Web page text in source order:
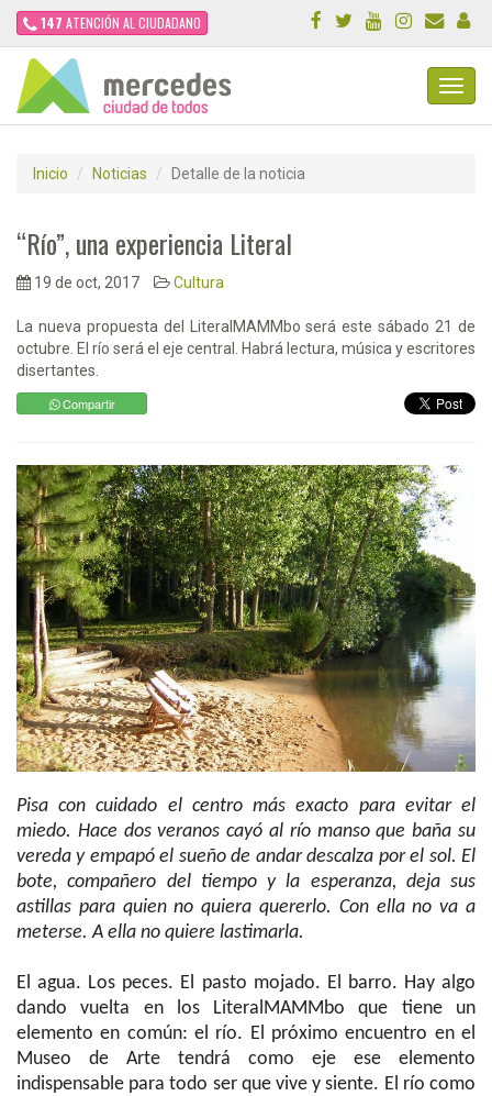
147 ATENCIÓN AL CIUDADANO
Inicio Noticias Detalle de la noticia
“Río”, una experiencia Literal
19 de oct, 2017 Cultura
La nueva propuesta del LiteralMAMMbo será este sábado 21 de
octubre. El río será el eje central. Habrá lectura, música y escritores
disertantes.
Compartir
Pisa con cuidado el centro más exacto para evitar el
miedo. Hace dos veranos cayó al río manso que baña su
vereda y empapó el sueño de andar descalza por el sol. El
bote, compañero del tiempo y la esperanza, deja sus
astillas para quien no quiera quererlo. Con ella no va a
meterse. A ella no quiere lastimarla.
El agua. Los peces. El pasto mojado. El barro. Hay algo
dando vuelta en los LiteralMAMMbo que tiene un
elemento en común: el río. El próximo encuentro en el
Museo de Arte tendrá como eje ese elemento
indispensable para todo ser que vive y siente. El río como